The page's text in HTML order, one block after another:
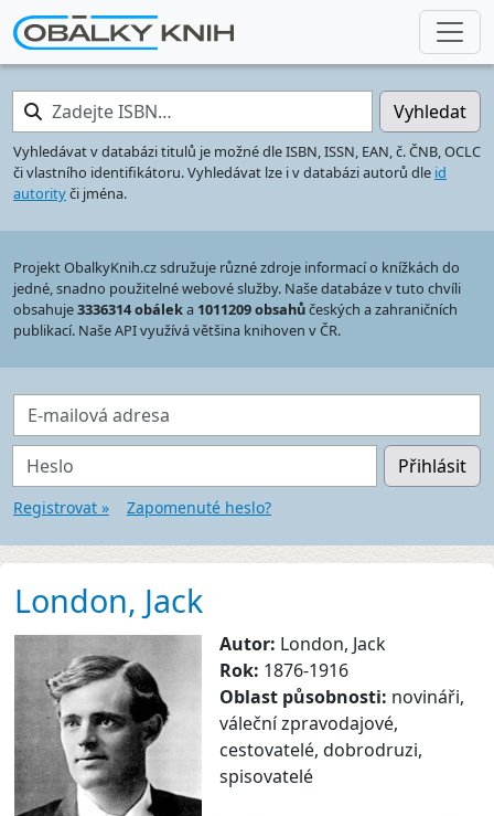
Zadejte ISBN… Vyhledat
Vyhledávat v databázi titulů je možné dle ISBN, ISSN, EAN, č. ČNB, OCLC
či vlastního identifikátoru. Vyhledávat lze i v databázi autorů dle id
autorityči jména.
Projekt ObalkyKnih.cz sdružuje různé zdroje informací o knížkách do
jedné, snadno použitelné webové služby. Naše databáze v tuto chvíli
obsahuje3336314 obáleka 1011209 obsahůčeských a zahraničních
publikací. Naše API využívá většina knihoven v ČR.
E-mailová adresa
Heslo Přihlásit
Registrovat » Zapomenuté heslo?
London, Jack
Autor: London, Jack
Rok: 1876-1916
Oblast působnosti: novináři,
váleční zpravodajové,
cestovatelé, dobrodruzi,
spisovatelé